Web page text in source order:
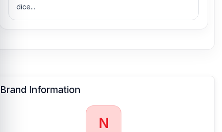
dice...
Brand Information
N